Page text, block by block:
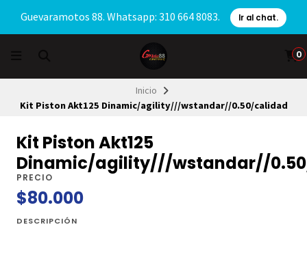
Guevaramotos 88. Whatsapp: 310 664 8083. Ir al chat.
0
Inicio
Kit Piston Akt125 Dinamic/agility///wstandar//0.50/calidad
Kit Piston Akt125
Dinamic/agility///wstandar//
PRECIO
$80.000
DESCRIPCIÓN